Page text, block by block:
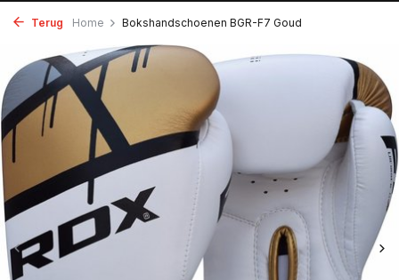
Terug Home Bokshandschoenen BGR-F7 Goud